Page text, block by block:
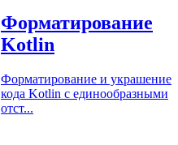
Форматирование
Kotlin
Форматирование и украшение
кода Kotlin с единообразными
отст...